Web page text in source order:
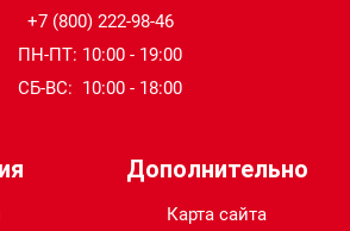
+7 (800) 222-98-46
ПН-ПТ: 10:00 - 19:00
СБ-ВС: 10:00 - 18:00
Дополнительно
Карта сайта